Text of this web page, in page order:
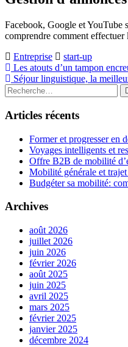
Facebook, Google et YouTube
comprendre comment
Entreprise
start-up
Navigation
de
l’article
Les atouts d’un tampon
Séjour linguistique, la
Rechercher
:
Articles récents
Former et progresser en
Voyages intelligents et
Offre B2B de mobilité
Mobilité générale et
Budgéter sa mobilité:
Archives
août 2026
juillet 2026
juin 2026
février 2026
août 2025
juin 2025
avril 2025
mars 2025
février 2025
janvier 2025
décembre 2024